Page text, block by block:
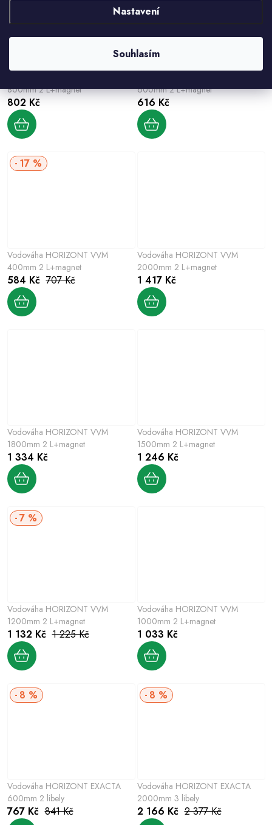
Nastavení
Souhlasím
800mm 2 L+magnet
802 Kč
600mm 2 L+magnet
616 Kč
Vodováha HORIZONT VVM
400mm 2 L+magnet
17 %
584 Kč 707 Kč
Vodováha HORIZONT VVM
2000mm 2 L+magnet
1 417 Kč
Vodováha HORIZONT VVM
1800mm 2 L+magnet
1 334 Kč
Vodováha HORIZONT VVM
1500mm 2 L+magnet
1 246 Kč
Vodováha HORIZONT VVM
1200mm 2 L+magnet
7 %
1 132 Kč 1 225 Kč
Vodováha HORIZONT VVM
1000mm 2 L+magnet
1 033 Kč
Vodováha HORIZONT EXACTA
600mm 2 libely
8 %
767 Kč 841 Kč
Vodováha HORIZONT EXACTA
2000mm 3 libely
8 %
2 166 Kč 2 377 Kč